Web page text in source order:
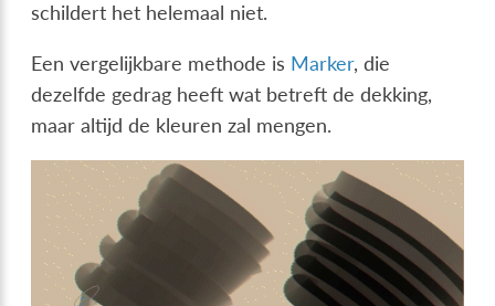
schildert het helemaal niet.
Een vergelijkbare methode is Marker, die
dezelfde gedrag heeft wat betreft de dekking,
maar altijd de kleuren zal mengen.